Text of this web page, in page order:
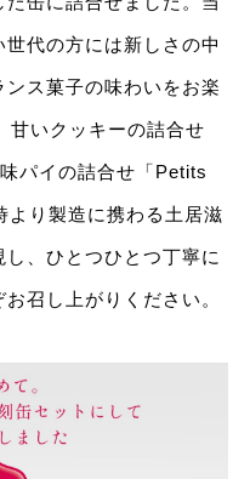
代の方には新しさの中
ス菓子の味わいをお楽
甘いクッキーの詰合せ
パイの詰合せ「Petits
り製造に携わる土居滋
、ひとつひとつ丁寧に
召し上がりください。